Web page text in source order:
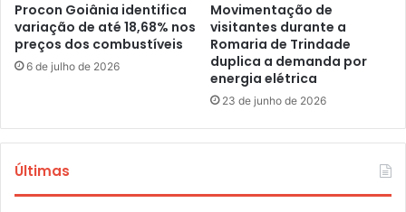
Procon Goiânia identifica
variação de até 18,68% nos
preços dos combustíveis
6 de julho de 2026
Movimentação de
visitantes durante a
Romaria de Trindade
duplica a demanda por
energia elétrica
23 de junho de 2026
Últimas